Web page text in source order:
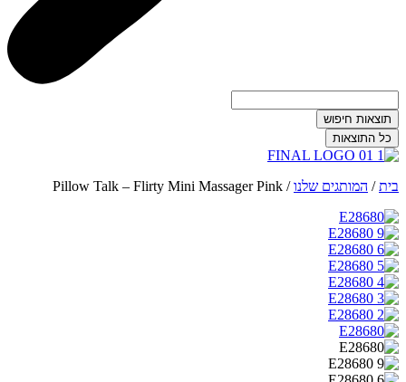
תוצאות חיפוש
כל התוצאות
בית/ המותגים שלנו/
Pillow Talk – Flirty Mini Massager Pink